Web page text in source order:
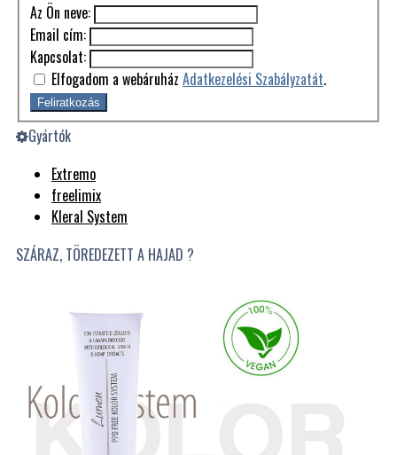
Az Ön neve:
Email cím:
Kapcsolat:
Elfogadom a webáruház Adatkezelési Szabályzatát.
Feliratkozás
Gyártók
Extremo
freelimix
Kleral System
SZÁRAZ, TÖREDEZETT A HAJAD ?